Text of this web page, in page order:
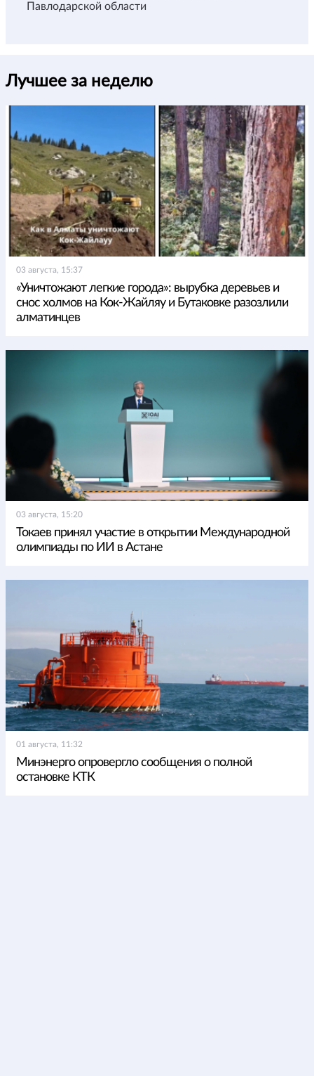
Павлодарской области
Лучшее за неделю
03 августа, 15:37
«Уничтожают легкие города»: вырубка деревьев и
снос холмов на Кок-Жайляу и Бутаковке разозлили
алматинцев
03 августа, 15:20
Токаев принял участие в открытии Международной
олимпиады по ИИ в Астане
01 августа, 11:32
Минэнерго опровергло сообщения о полной
остановке КТК